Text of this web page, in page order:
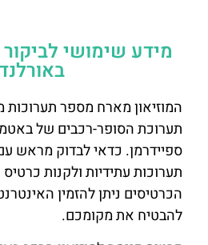
מידע שימושי לביקור
המוזיאון מארח מספר תערוכות
תערוכת הסופר-רכבים של
ספיידרמן. כדאי לבדוק מראש עם
תערוכות עתידיות ולקנות
הכרטיסים ניתן להזמין
להבטיח את מקומכם.